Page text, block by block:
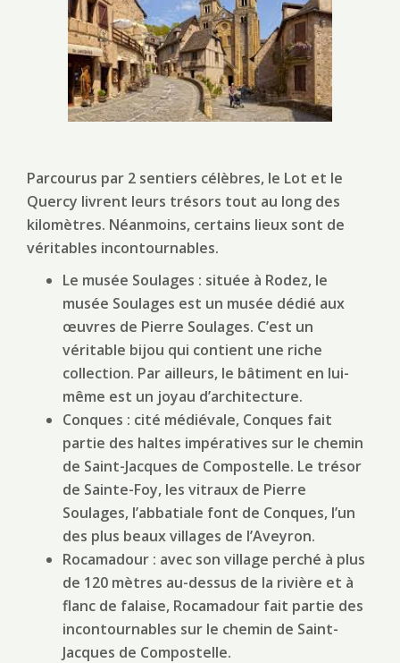
Parcourus par 2 sentiers célèbres, le Lot et le
Quercy livrent leurs trésors tout au long des
kilomètres. Néanmoins, certains lieux sont de
véritables incontournables.
Le musée Soulages : située à Rodez, le
musée Soulages est un musée dédié aux
œuvres de Pierre Soulages. C’est un
véritable bijou qui contient une riche
collection. Par ailleurs, le bâtiment en lui-
même est un joyau d’architecture.
Conques : cité médiévale, Conques fait
partie des haltes impératives sur le chemin
de Saint-Jacques de Compostelle. Le trésor
de Sainte-Foy, les vitraux de Pierre
Soulages, l’abbatiale font de Conques, l’un
des plus beaux villages de l’Aveyron.
Rocamadour : avec son village perché à plus
de 120 mètres au-dessus de la rivière et à
flanc de falaise, Rocamadour fait partie des
incontournables sur le chemin de Saint-
Jacques de Compostelle.